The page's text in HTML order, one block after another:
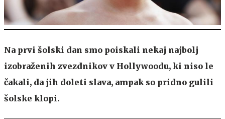
Na prvi šolski dan smo poiskali nekaj najbolj
izobraženih zvezdnikov v Hollywoodu, ki niso le
čakali, da jih doleti slava, ampak so pridno gulili
šolske klopi.